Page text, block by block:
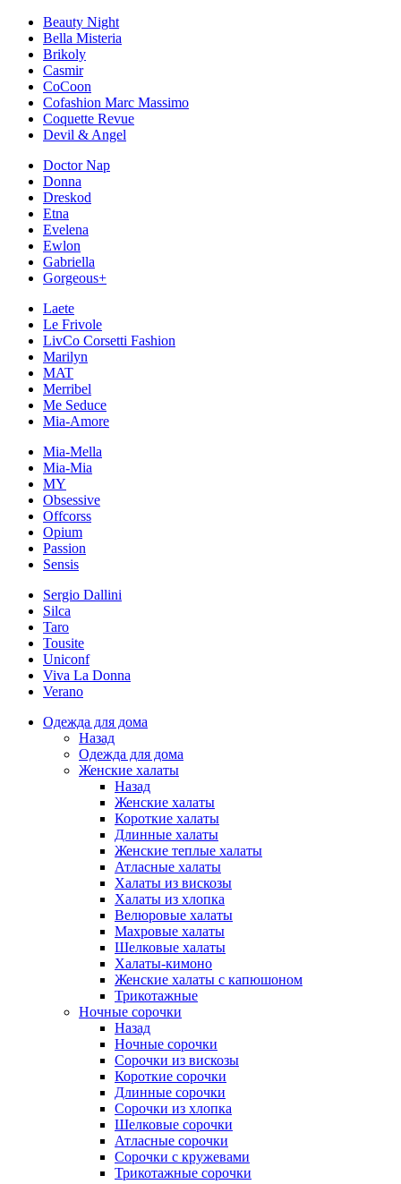
Beauty Night
Bella Misteria
Brikoly
Casmir
CoCoon
Cofashion Marc Massimo
Coquette Revue
Devil & Angel
Doctor Nap
Donna
Dreskod
Etna
Evelena
Ewlon
Gabriella
Gorgeous+
Laete
Le Frivole
LivCo Corsetti Fashion
Marilyn
MAT
Merribel
Me Seduce
Mia-Amore
Mia-Mella
Mia-Mia
MY
Obsessive
Offcorss
Opium
Passion
Sensis
Sergio Dallini
Silca
Taro
Tousite
Uniconf
Viva La Donna
Verano
Одежда для дома
Назад
Одежда для дома
Женские халаты
Назад
Женские халаты
Короткие халаты
Длинные халаты
Женские теплые халаты
Атласные халаты
Халаты из вискозы
Халаты из хлопка
Велюровые халаты
Махровые халаты
Шелковые халаты
Халаты-кимоно
Женские халаты с капюшоном
Трикотажные
Ночные сорочки
Назад
Ночные сорочки
Сорочки из вискозы
Короткие сорочки
Длинные сорочки
Сорочки из хлопка
Шелковые сорочки
Атласные сорочки
Сорочки с кружевами
Трикотажные сорочки